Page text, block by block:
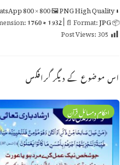
⬇ Original
800 × 800🖼 PNGHigh Quality
📦 Size:
1760 × 1932| 📄 Format:JPG
Post Views:305
اس موضوع کے دیگر گرافکس
احکام ومسائل قرآن